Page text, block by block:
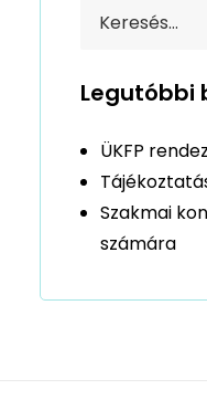
Legutóbbi
ÜKFP
Szakmai
számára